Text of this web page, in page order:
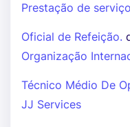
Prestação de
Oficial de Refeição.
Organização
Técnico Médio De
JJ Services